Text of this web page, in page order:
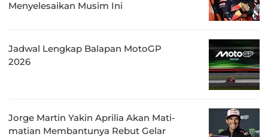
Menyelesaikan Musim Ini
Jadwal Lengkap Balapan MotoGP
2026
Jorge Martin Yakin Aprilia Akan Mati-
matian Membantunya Rebut Gelar